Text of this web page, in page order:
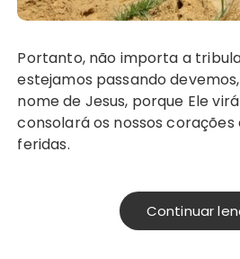
Portanto, não importa a tribulação pela qual
estejamos passando
nome de Jesus, porque Ele
consolará os nossos corações
feridas.
Continuar